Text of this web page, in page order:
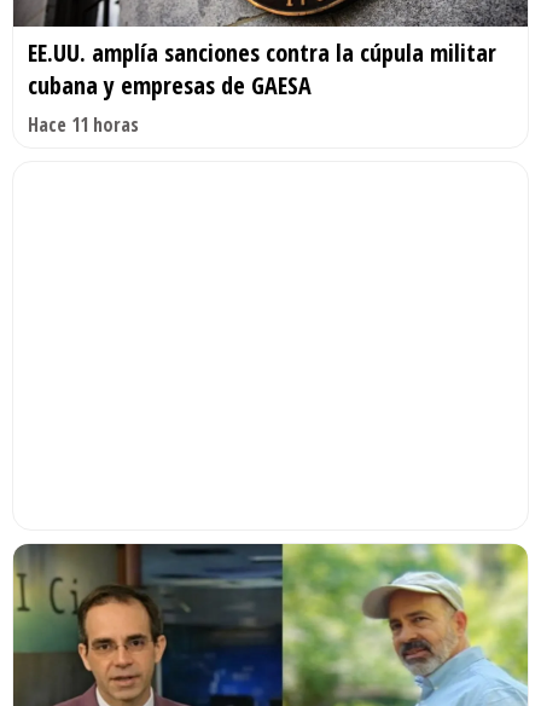
EE.UU. amplía sanciones contra la cúpula militar
cubana y empresas de GAESA
Hace 11 horas